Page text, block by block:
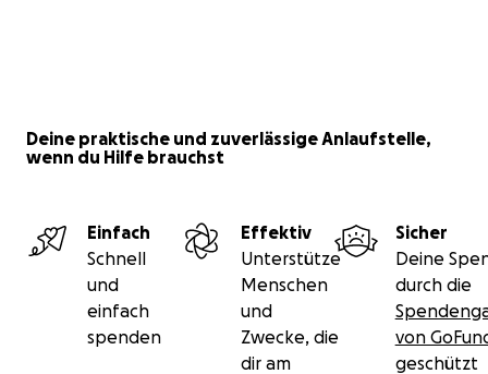
Deine praktische und zuverlässige Anlaufstelle,
wenn du Hilfe brauchst
Einfach
Schnell
und
einfach
spenden
Effektiv
Unterstütze
Menschen
und
Zwecke, die
dir am
Sicher
Deine
durch die
von
geschützt